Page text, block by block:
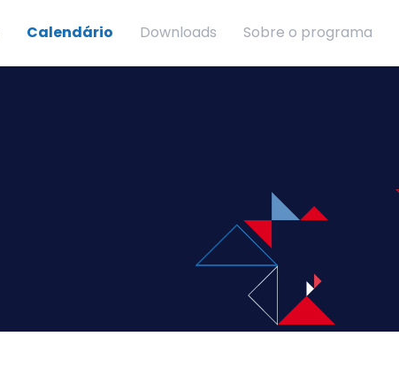
Calendário Downloads Sobre o programa